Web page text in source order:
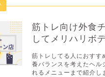
筋トレ向け外食
してメリハリボ
筋トレしてる人におすす
養バランスを考えたヘル
れるメニューまで紹介し